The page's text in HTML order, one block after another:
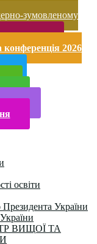
зумовленому
2026
освіти
Президента України
ВИЩОЇ ТА